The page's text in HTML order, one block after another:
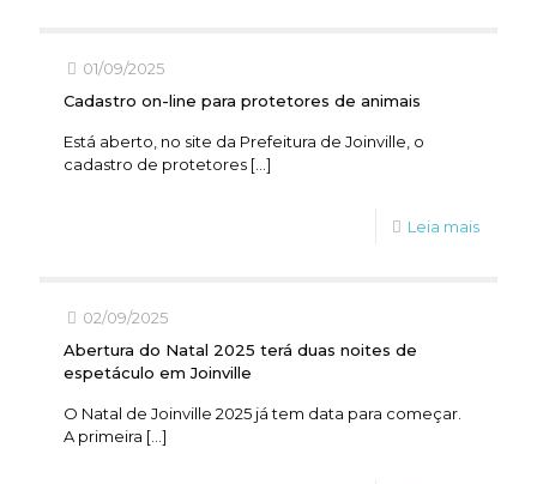
01/09/2025
Cadastro on-line para protetores de animais
Está aberto, no site da Prefeitura de Joinville, o
cadastro de protetores […]
Leia mais
02/09/2025
Abertura do Natal 2025 terá duas noites de
espetáculo em Joinville
O Natal de Joinville 2025 já tem data para começar.
A primeira […]